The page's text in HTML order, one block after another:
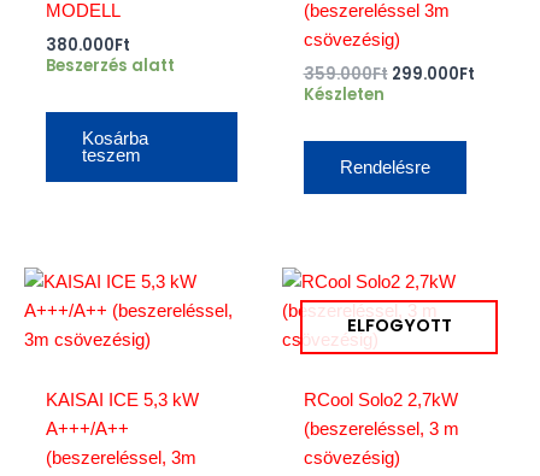
MODELL
380.000Ft
Beszerzés alatt
Kosárba
teszem
(beszereléssel 3m
csövezésig)
359.000Ft 299.000Ft
Készleten
Rendelésre
KAISAI ICE 5,3 kW
A+++/A++
(beszereléssel, 3m
ELFOGYOTT
RCool Solo2 2,7kW
(beszereléssel, 3 m
csövezésig)